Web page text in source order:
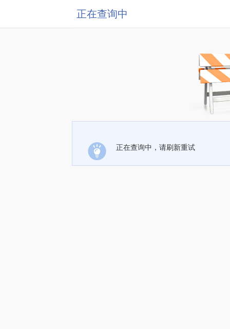
正在查询中
正在查询中，请刷新重试